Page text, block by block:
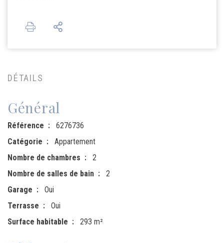
DÉTAILS
Général
Référence
6276736
Catégorie
Appartement
Nombre de chambres
2
Nombre de salles de bain
2
Garage
Oui
Terrasse
Oui
Surface habitable
293 m²